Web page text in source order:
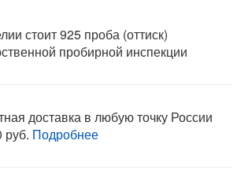
стоит 925 проба (оттиск)
пробирной инспекции
доставка в любую точку России
руб. Подробнее